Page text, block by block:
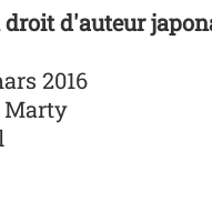
d'auteur
2016
Marty